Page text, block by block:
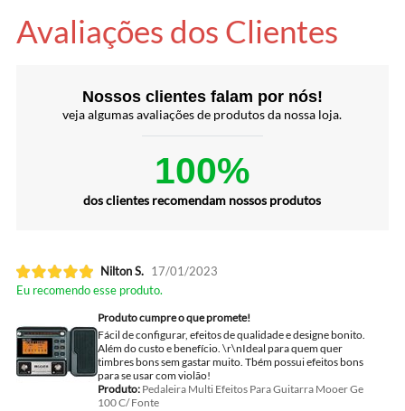
Avaliações dos Clientes
Nossos clientes falam por nós!
veja algumas avaliações de produtos da nossa loja.
100%
dos clientes recomendam nossos produtos
Nilton S. 17/01/2023
Eu recomendo esse produto.
Produto cumpre o que promete!
Fácil de configurar, efeitos de qualidade e designe bonito.
Além do custo e benefício. \r\nIdeal para quem quer
timbres bons sem gastar muito. Tbém possui efeitos bons
para se usar com violão!
Produto:Pedaleira Multi Efeitos Para Guitarra Mooer Ge
100 C/ Fonte